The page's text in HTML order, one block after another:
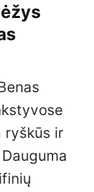
ryškūs ir